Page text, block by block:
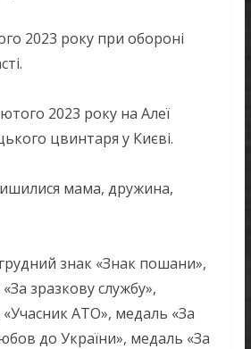
2023 року при обороні
2023 року на Алеї
цвинтаря у Києві.
мама, дружина,
знак «Знак пошани»,
зразкову службу»,
АТО», медаль «За
до України», медаль «За